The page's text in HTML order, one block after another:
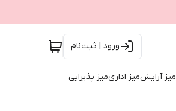
ورود | ثبت‌نام
میز آرایشمیز اداریمیز پذیرایی